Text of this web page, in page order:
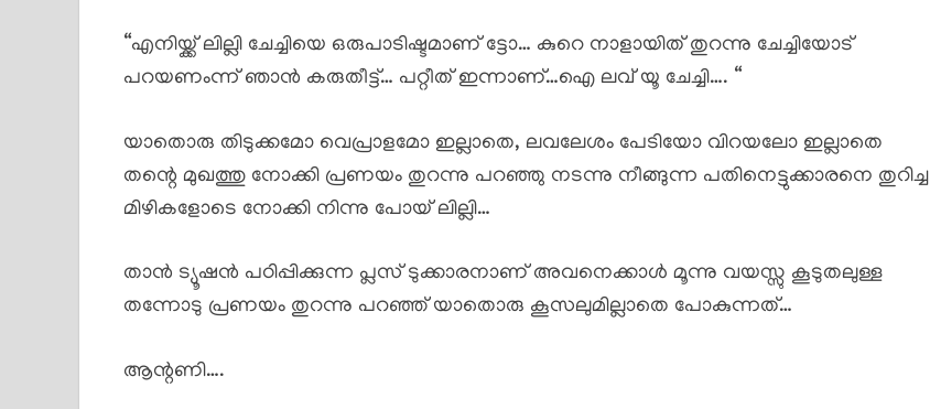
“എനിയ്ക്ക് ലില്ലി ചേച്ചിയെ ഒരുപാടിഷ്ടമാണ് ട്ടോ… കുറെ നാളായിത് തുറന്നു ചേച്ചിയോട്
പറയണംന്ന് ഞാൻ കരുതീട്ട്… പറ്റീത് ഇന്നാണ്…ഐ ലവ് യൂ ചേച്ചി…. “
യാതൊരു തിടുക്കമോ വെപ്രാളമോ ഇല്ലാതെ, ലവലേശം പേടിയോ വിറയലോ ഇല്ലാതെ
തന്റെ മുഖത്തു നോക്കി പ്രണയം തുറന്നു പറഞ്ഞു നടന്നു നീങ്ങുന്ന പതിനെട്ടുക്കാരനെ തുറിച്ച
മിഴികളോടെ നോക്കി നിന്നു പോയ് ലില്ലി…
താൻ ട്യൂഷൻ പഠിപ്പിക്കുന്ന പ്ലസ് ടുക്കാരനാണ് അവനെക്കാൾ മൂന്നു വയസ്സു കൂടുതലുള്ള
തന്നോടു പ്രണയം തുറന്നു പറഞ്ഞ് യാതൊരു കൂസലുമില്ലാതെ പോകുന്നത്…
ആന്റണി….